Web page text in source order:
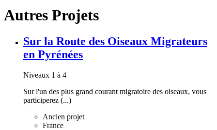
Autres Projets
Sur la Route des Oiseaux Migrateurs
en Pyrénées
Niveaux 1 à 4
Sur l'un des plus grand courant migratoire des oiseaux, vous
participerez (...)
Ancien projet
France